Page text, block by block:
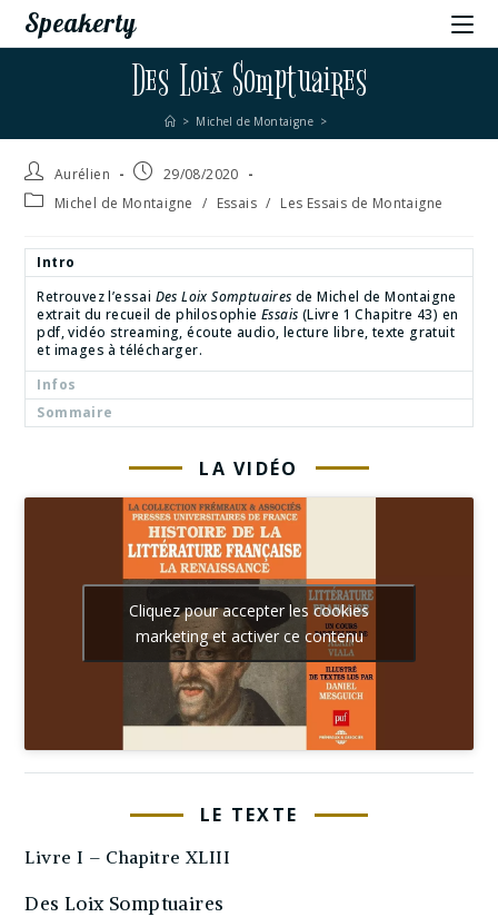
Speakerty
Des Loix Somptuaires
> Michel de Montaigne >
Aurélien
29/08/2020
Michel de Montaigne / Essais / Les Essais de Montaigne
Intro
Retrouvez l’essai Des Loix Somptuaires de Michel de Montaigne
extrait du recueil de philosophieEssais (Livre 1 Chapitre 43) en
pdf, vidéo streaming, écoute audio, lecture libre, texte gratuit
et images à télécharger.
Infos
Sommaire
LA VIDÉO
Cliquez pour accepter les cookies
marketing et activer ce contenu
LE TEXTE
Livre I – Chapitre XLIII
Des Loix Somptuaires